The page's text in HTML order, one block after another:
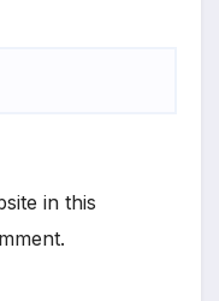
in this